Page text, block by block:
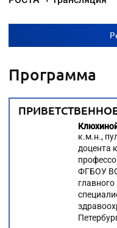
Программа
к.м.н.,
доцента
ФГБОУ